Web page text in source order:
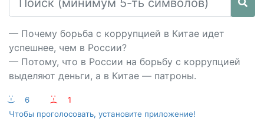
— Почему борьба с коррупцией в Китае идет
успешнее, чем в России?
— Потому, что в России на борьбу с коррупцией
выделяют деньги, а в Китае — патроны.
:-) 6 :-(
1
Чтобы проголосовать, установите приложение!